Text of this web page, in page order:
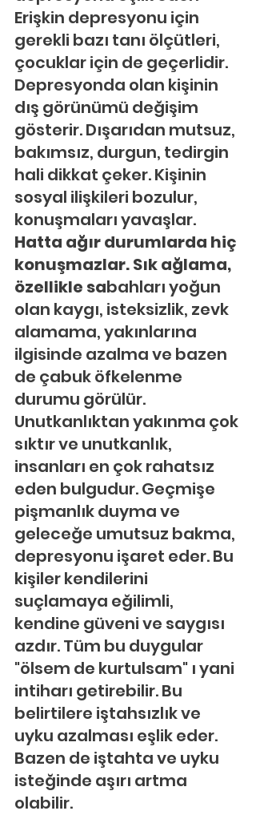
Erişkin depresyonu için
gerekli bazı tanı ölçütleri,
çocuklar için de geçerlidir.
Depresyonda olan kişinin
dış görünümü değişim
gösterir. Dışarıdan mutsuz,
bakımsız, durgun, tedirgin
hali dikkat çeker. Kişinin
sosyal ilişkileri bozulur,
konuşmaları yavaşlar.
Hatta ağır durumlarda hiç
konuşmazlar. Sık ağlama,
özellikle sabahları yoğun
olan kaygı, isteksizlik, zevk
alamama, yakınlarına
ilgisinde azalma ve bazen
de çabuk öfkelenme
durumu görülür.
Unutkanlıktan yakınma çok
sıktır ve unutkanlık,
insanları en çok rahatsız
eden bulgudur. Geçmişe
pişmanlık duyma ve
geleceğe umutsuz bakma,
depresyonu işaret eder. Bu
kişiler kendilerini
suçlamaya eğilimli,
kendine güveni ve saygısı
azdır. Tüm bu duygular
"ölsem de kurtulsam" ı yani
intiharı getirebilir. Bu
belirtilere iştahsızlık ve
uyku azalması eşlik eder.
Bazen de iştahta ve uyku
isteğinde aşırı artma
olabilir.